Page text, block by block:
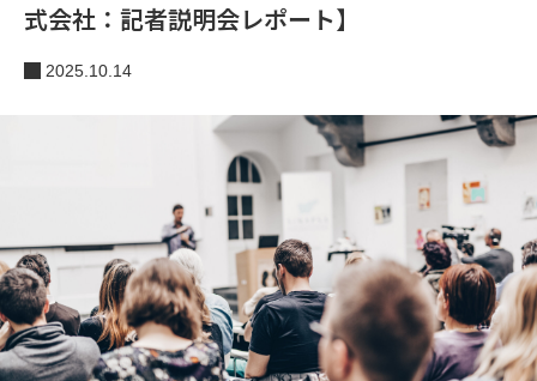
式会社：記者説明会レポート】
2025.10.14